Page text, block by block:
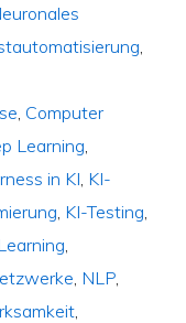
Computer
Learning
in KI KI-
KI-Testing
NLP,
,